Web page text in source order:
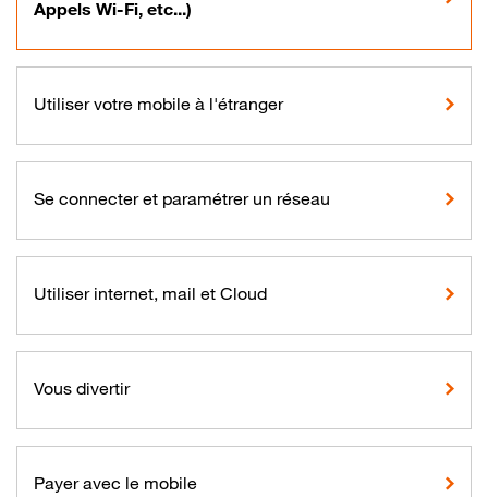
Appels Wi-Fi, etc...)
Utiliser votre mobile à l'étranger
Se connecter et paramétrer un réseau
Utiliser internet, mail et Cloud
Vous divertir
Payer avec le mobile